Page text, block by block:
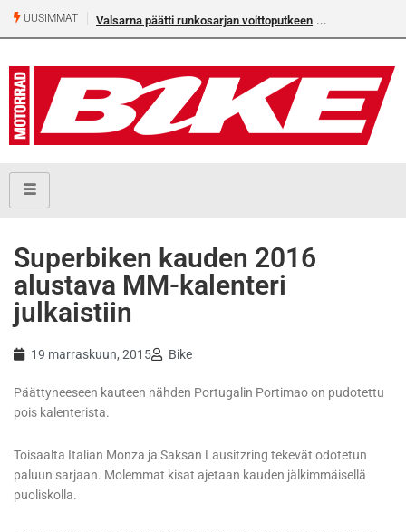
UUSIMMAT Valsarna päätti runkosarjan voittoputkeen
Superbiken kauden 2016
alustava MM-kalenteri
julkaistiin
19 marraskuun, 2015 Bike
Päättyneeseen kauteen nähden Portugalin Portimao on pudotettu
pois kalenterista.
Toisaalta Italian Monza ja Saksan Lausitzring tekevät odotetun
paluun sarjaan. Molemmat kisat ajetaan kauden jälkimmäisellä
puoliskolla.